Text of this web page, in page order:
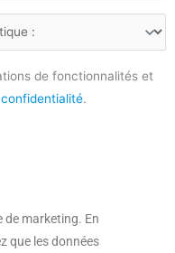
de fonctionnalités et
.
marketing. En
que les données